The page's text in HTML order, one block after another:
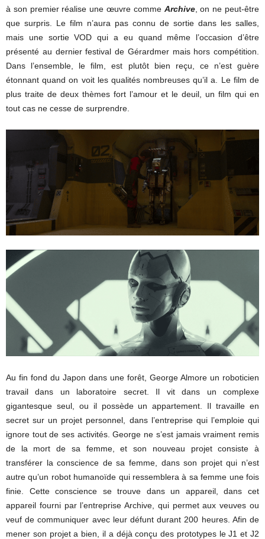
à son premier réalise une œuvre comme Archive, on ne peut-être
que surpris. Le film n’aura pas connu de sortie dans les salles,
mais une sortie VOD qui a eu quand même l’occasion d’être
présenté au dernier festival de Gérardmer mais hors compétition.
Dans l’ensemble, le film, est plutôt bien reçu, ce n’est guère
étonnant quand on voit les qualités nombreuses qu’il a. Le film de
plus traite de deux thèmes fort l’amour et le deuil, un film qui en
tout cas ne cesse de surprendre.
Au fin fond du Japon dans une forêt, George Almore un roboticien
travail dans un laboratoire secret. Il vit dans un complexe
gigantesque seul, ou il possède un appartement. Il travaille en
secret sur un projet personnel, dans l’entreprise qui l’emploie qui
ignore tout de ses activités. George ne s’est jamais vraiment remis
de la mort de sa femme, et son nouveau projet consiste à
transférer la conscience de sa femme, dans son projet qui n’est
autre qu’un robot humanoïde qui ressemblera à sa femme une fois
finie. Cette conscience se trouve dans un appareil, dans cet
appareil fourni par l’entreprise Archive, qui permet aux veuves ou
veuf de communiquer avec leur défunt durant 200 heures. Afin de
mener son projet a bien, il a déjà conçu des prototypes le J1 et J2